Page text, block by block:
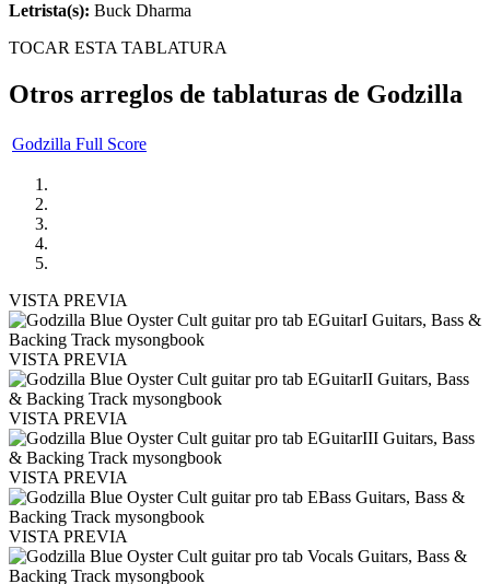
Letrista(s): Buck Dharma
TOCAR ESTA TABLATURA
Otros arreglos de tablaturas de Godzilla
Godzilla Full Score
VISTA PREVIA
VISTA PREVIA
VISTA PREVIA
VISTA PREVIA
VISTA PREVIA